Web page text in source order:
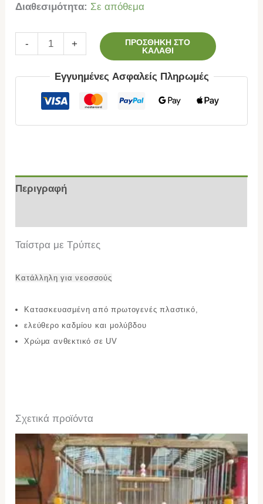
Διαθεσιμότητα: Σε απόθεμα
- +
ΠΡΟΣΘΉΚΗ ΣΤΟ
ΚΑΛΆΘΙ
Εγγυημένες Ασφαλείς Πληρωμές
Περιγραφή
Ταίστρα με Τρύπες
Κατάλληλη για νεοσσούς
Kατασκευασμένη από πρωτογενές πλαστικό,
ελεύθερο καδμίου και μολύβδου
Χρώμα ανθεκτικό σε UV
Σχετικά προϊόντα